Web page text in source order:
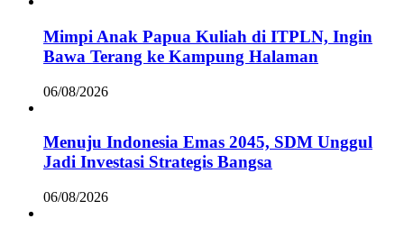
Mimpi Anak Papua Kuliah di ITPLN, Ingin
Bawa Terang ke Kampung Halaman
06/08/2026
Menuju Indonesia Emas 2045, SDM Unggul
Jadi Investasi Strategis Bangsa
06/08/2026